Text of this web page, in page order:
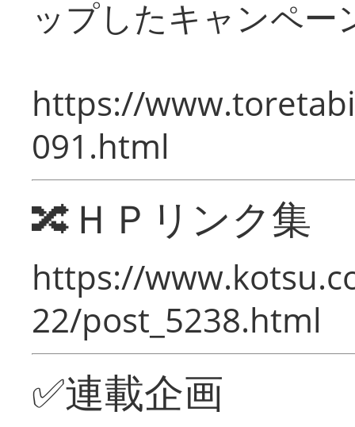
ップしたキャンペー
https://
091.html
🔀ＨＰリンク集
https://
22/post_5238.html
✅連載企画